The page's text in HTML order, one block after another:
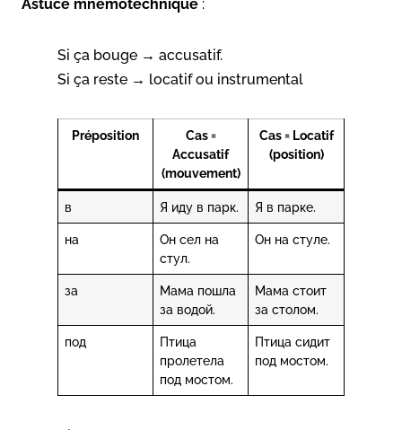
Astuce mnémotechnique :
Si ça bouge → accusatif.
Si ça reste → locatif ou instrumental
Préposition
Cas =
Accusatif
(mouvement)
Cas = Locatif
(position)
в Я иду в парк. Я в парке.
на
Он сел на
стул.
Он на стуле.
за
Мама пошла
за водой.
Мама стоит
за столом.
под
Птица
пролетела
под мостом.
Птица сидит
под мостом.